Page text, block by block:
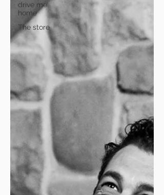
drive me
home
The store